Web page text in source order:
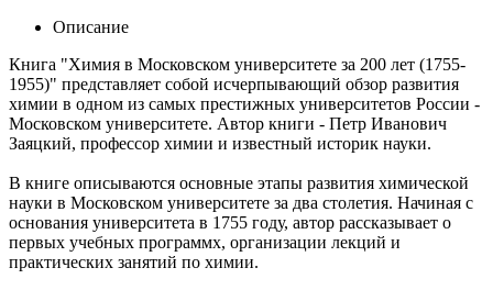
Описание
Книга "Химия в Московском университете за 200 лет (1755-
1955)" представляет собой исчерпывающий обзор развития
химии в одном из самых престижных университетов России -
Московском университете. Автор книги - Петр Иванович
Заяцкий, профессор химии и известный историк науки.
В книге описываются основные этапы развития химической
науки в Московском университете за два столетия. Начиная с
основания университета в 1755 году, автор рассказывает о
первых учебных программх, организации лекций и
практических занятий по химии.